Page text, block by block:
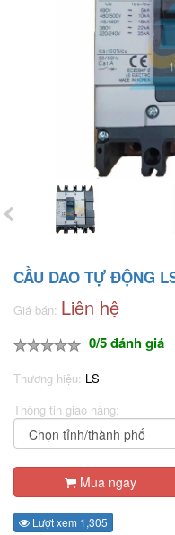
CẦU DAO TỰ ĐỘNG
Giá bán: Liên hệ
0/5 đánh giá
Thương hiệu: LS
Thông tin giao hàng:
Mua ngay
Lượt xem 1,305